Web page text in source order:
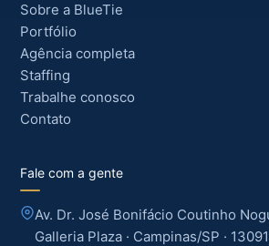
Sobre a BlueTie
Portfólio
Agência completa
Staffing
Trabalhe conosco
Contato
Fale com a gente
Av. Dr. José Bonifácio Coutinho
Galleria Plaza · Campinas/SP ·